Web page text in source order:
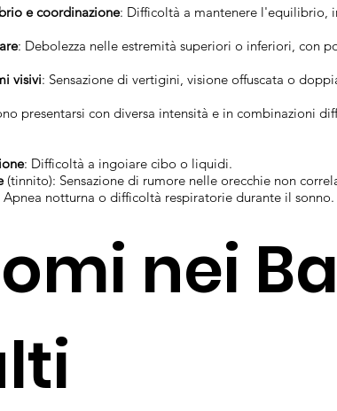
e coordinazione: Difficoltà a mantenere l'equilibrio,
: Debolezza nelle estremità superiori o inferiori, con
visivi: Sensazione di vertigini, visione offuscata o
presentarsi con diversa intensità e in combinazioni
: Difficoltà a ingoiare cibo o liquidi.
(tinnito): Sensazione di rumore nelle orecchie non
Apnea notturna o difficoltà respiratorie durante il sonno.
nei